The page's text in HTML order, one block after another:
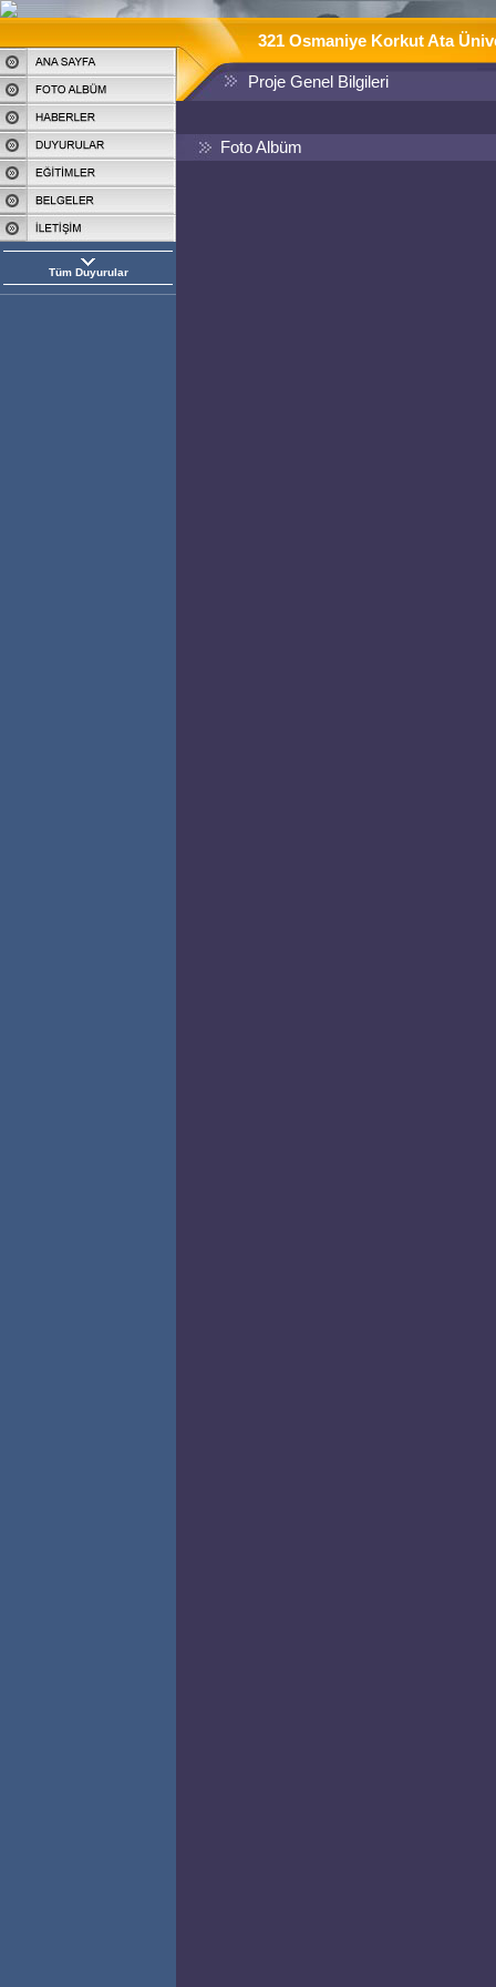
Tüm Duyurular
321 Osmaniye Korkut Ata
Proje Genel Bilgileri
Foto Albüm